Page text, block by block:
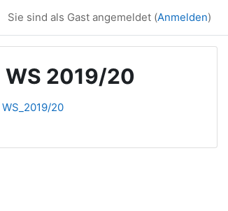
Sie sind als Gast angemeldet (Anmelden)
2019/20
WS_2019/20